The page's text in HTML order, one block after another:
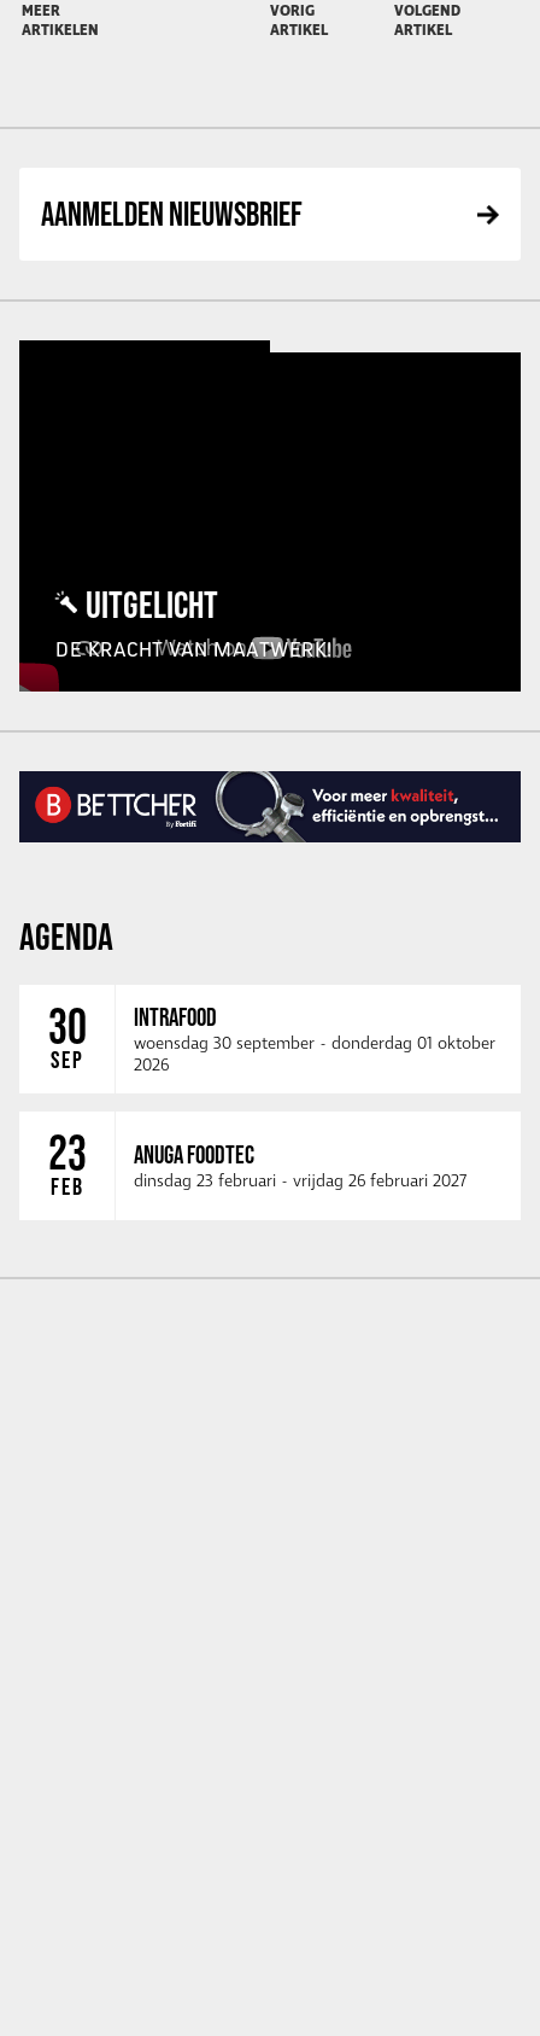
MEER
ARTIKELEN
VORIG
ARTIKEL
VOLGEND
ARTIKEL
AANMELDEN NIEUWSBRIEF
UITGELICHT
DE KRACHT VAN MAATWERK!
AGENDA
30
SEP
INTRAFOOD
woensdag 30 september - donderdag 01 oktober
2026
23
FEB
ANUGA FOODTEC
dinsdag 23 februari - vrijdag 26 februari 2027